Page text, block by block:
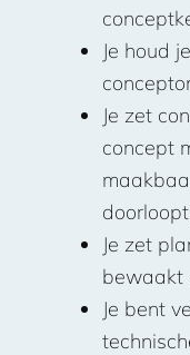
Je houd
Je zet
concept
Je zet
bewaakt
Je bent